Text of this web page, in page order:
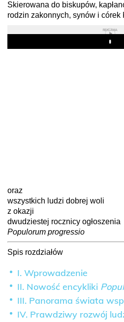
Skierowana do biskupów,
rodzin zakonnych, synów i córek
REKLAMA
oraz
wszystkich ludzi dobrej woli
z okazji
dwudziestej rocznicy ogłoszenia
Populorum progressio
Spis rozdziałów
I. Wprowadzenie
II. Nowość encykliki
III. Panorama świata
IV. Prawdziwy rozwój